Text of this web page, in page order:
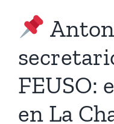
FEUSO:
en La